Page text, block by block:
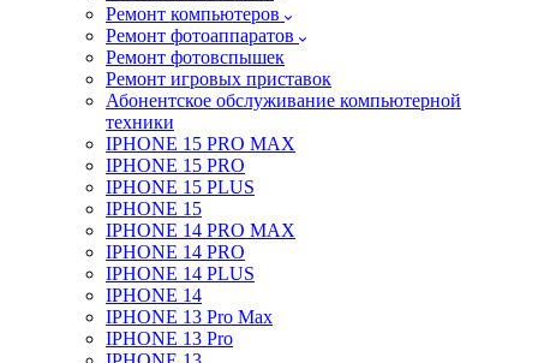
Ремонт компьютеров
Ремонт фотоаппаратов
Ремонт фотовспышек
Ремонт игровых приставок
Абонентское обслуживание компьютерной
техники
IPHONE 15 PRO MAX
IPHONE 15 PRO
IPHONE 15 PLUS
IPHONE 15
IPHONE 14 PRO MAX
IPHONE 14 PRO
IPHONE 14 PLUS
IPHONE 14
IPHONE 13 Pro Max
IPHONE 13 Pro